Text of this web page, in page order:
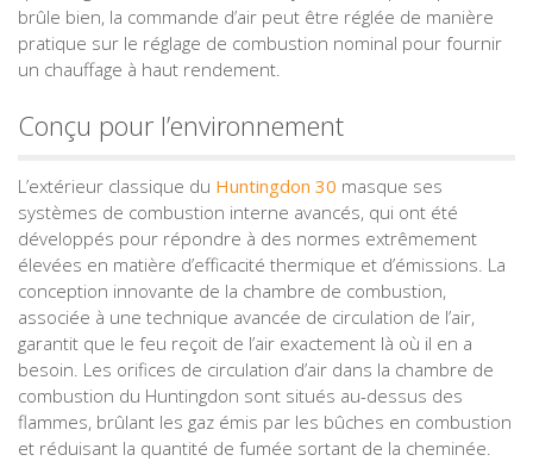
brûle bien, la commande d’air peut être réglée de manière
pratique sur le réglage de combustion nominal pour fournir
un chauffage à haut rendement.
Conçu pour l’environnement
L’extérieur classique du Huntingdon 30 masque ses
systèmes de combustion interne avancés, qui ont été
développés pour répondre à des normes extrêmement
élevées en matière d’efficacité thermique et d’émissions. La
conception innovante de la chambre de combustion,
associée à une technique avancée de circulation de l’air,
garantit que le feu reçoit de l’air exactement là où il en a
besoin. Les orifices de circulation d’air dans la chambre de
combustion du Huntingdon sont situés au-dessus des
flammes, brûlant les gaz émis par les bûches en combustion
et réduisant la quantité de fumée sortant de la cheminée.